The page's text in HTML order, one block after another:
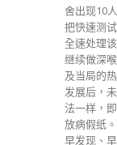
舍出现10
把快速测
全速处理
继续做深
及当局的
发展后，
法一样，
放病假纸
早发现、